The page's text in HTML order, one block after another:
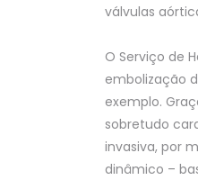
válvulas
O Serviço de
embolização
exemplo.
sobretudo
invasiva, por
dinâmico –